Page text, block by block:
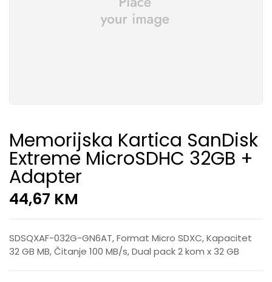
Memorijska Kartica SanDisk
Extreme MicroSDHC 32GB +
Adapter
44,67 KM
SDSQXAF-032G-GN6AT, Format Micro SDXC, Kapacitet
32 GB MB, Čitanje 100 MB/s, Dual pack 2 kom x 32 GB